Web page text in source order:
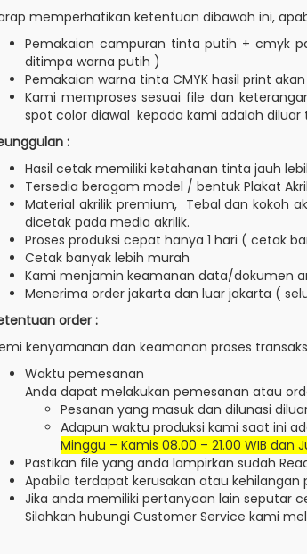
memperhatikan ketentuan dibawah ini,
Pemakaian campuran tinta putih + cmyk
ditimpa warna putih )
Pemakaian warna tinta CMYK hasil print
Kami memproses sesuai file dan
spot color diawal kepada kami adalah diluar
:
Hasil cetak memiliki ketahanan tinta jauh
Tersedia beragam model / bentuk Plakat
Material akrilik premium, Tebal dan kokoh
dicetak pada media akrilik.
Proses produksi cepat hanya 1 hari ( cetak
Cetak banyak lebih murah
Kami menjamin keamanan data/dokumen
Menerima order jakarta dan luar jakarta (
order :
kenyamanan dan keamanan proses
Waktu pemesanan
Anda dapat melakukan pemesanan atau
Pesanan yang masuk dan dilunasi
Adapun waktu produksi kami saat ini
Minggu – Kamis 08.00 – 21.00 WIB dan
Pastikan file yang anda lampirkan sudah
Apabila terdapat kerusakan atau
Jika anda memiliki pertanyaan lain seputar
Silahkan hubungi Customer Service kami